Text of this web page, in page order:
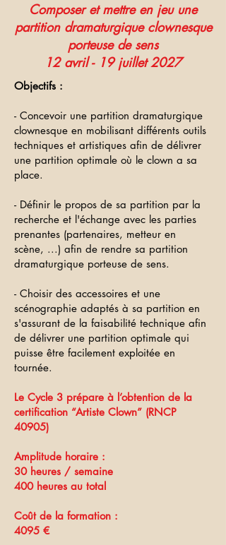
Composer et mettre en jeu une
partition dramaturgique clownesque
porteuse de sens
12 avril - 19 juillet 2027
Objectifs :
- Concevoir une partition dramaturgique
clownesque en mobilisant différents outils
techniques et artistiques afin de délivrer
une partition optimale où le clown a sa
place.
- Définir le propos de sa partition par la
recherche et l'échange avec les parties
prenantes (partenaires, metteur en
scène, ...) afin de rendre sa partition
dramaturgique porteuse de sens.
- Choisir des accessoires et une
scénographie adaptés à sa partition en
s'assurant de la faisabilité technique afin
de délivrer une partition optimale qui
puisse être facilement exploitée en
tournée.
Le Cycle 3 prépare à l’obtention de la
certification “Artiste Clown” (RNCP
40905)
Amplitude horaire :
30 heures / semaine
400 heures au total
Coût de la formation :
4095 €